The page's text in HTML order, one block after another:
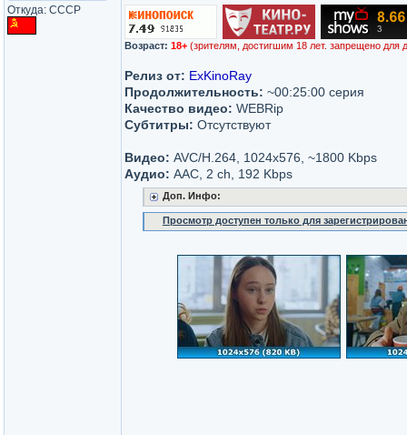
Откуда: CCCP
Возраст: 18+ (зрителям, достигшим 18 лет. запрещено для
Релиз от: ExKinoRay
Продолжительность: ~00:25:00 серия
Качество видео: WEBRip
Субтитры: Отсутствуют
Видео: AVC/H.264, 1024x576, ~1800 Kbps
Аудио: AAC, 2 ch, 192 Kbps
Доп. Инфо:
Просмотр доступен только для